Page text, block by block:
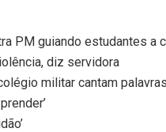
PM guiando estudantes a
diz servidora
militar cantam